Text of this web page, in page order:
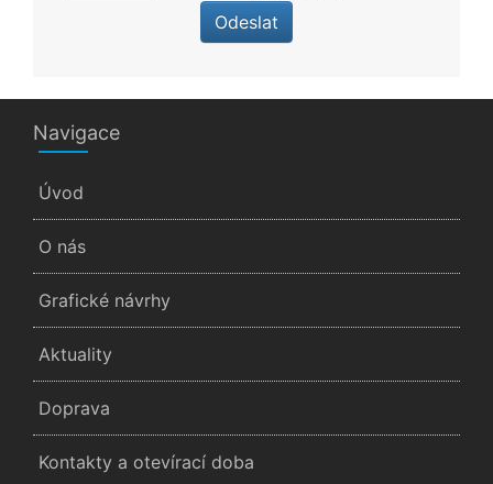
Odeslat
Navigace
Úvod
O nás
Grafické návrhy
Aktuality
Doprava
Kontakty a otevírací doba